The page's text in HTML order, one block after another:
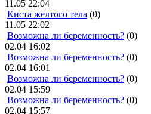
11.05 22:04
Киста желтого тела (0)
11.05 22:02
Возможна ли беременность? (0)
02.04 16:02
Возможна ли беременность? (0)
02.04 16:01
Возможна ли беременность? (0)
02.04 15:59
Возможна ли беременность? (0)
02.04 15:57